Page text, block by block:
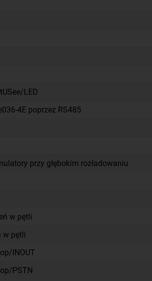
LED
4E poprzez RS485
przy głębokim rozładowaniu
w pętli
w pętli
INOUT
PSTN